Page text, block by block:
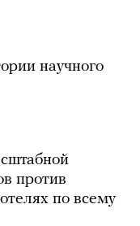
научного
против
по всему